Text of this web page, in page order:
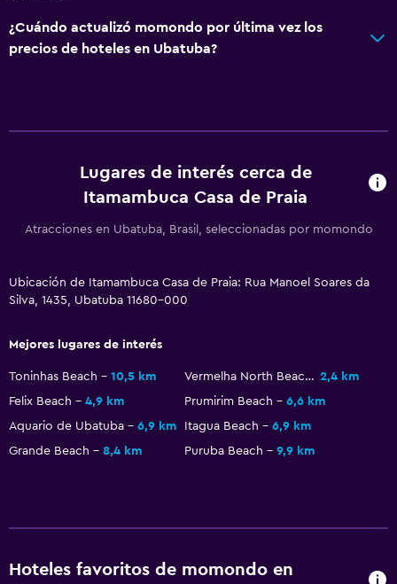
Enchufe cerca de la cama
Piso de mosaico/mármol
Piscina al aire libre
¿Cuándo actualizó momondo por última vez los
precios de hoteles en Ubatuba?
Lugares de interés cerca de
Itamambuca Casa de Praia
Atracciones en Ubatuba, Brasil, seleccionadas por momondo
Ubicación de Itamambuca Casa de Praia: Rua Manoel Soares da
Silva, 1435, Ubatuba 11680-000
Mejores lugares de interés
Toninhas Beach 10,5 km Vermelha North Beach 2,4 km
Felix Beach
4,9 km Prumirim Beach
6,6 km
Aquario de Ubatuba
6,9 km Itagua Beach
6,9 km
Grande Beach
8,4 km Puruba Beach 9,9 km
Hoteles favoritos de momondo en